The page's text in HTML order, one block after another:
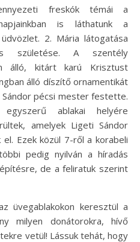
freskók témái a
is láthatunk a
2. Mária látogatása
születése. A szentély
álló, kitárt karú Krisztust
álló díszítő ornamentikát
pécsi mester festette.
ablakai helyére
amelyek Ligeti Sándor
Ezek közül 7-ről a korabeli
pedig nyilván a híradás
de a feliratuk szerint
üvegablakokon keresztül a
milyen donátorokra, hívő
vetül! Lássuk tehát, hogy